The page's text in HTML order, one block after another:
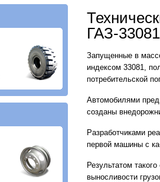
ГАЗ-
Запущенные в
индексом 33081,
потребительской
Автомобилями
созданы
Разработчиками
первой машины с
Результатом
выносливости